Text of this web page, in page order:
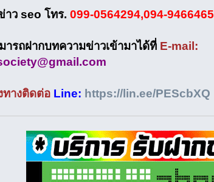
าว seo โทร. 099-0564294,094-9466465
ารถฝากบทความข่าวเข้ามาได้ที่ E-mail:
ทางติดต่อLine: https://lin.ee/PEScbXQ